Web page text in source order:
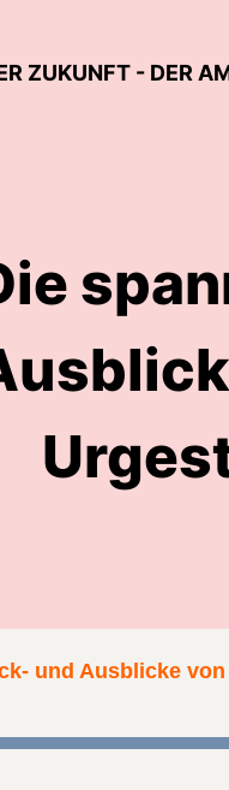
und Ausblicke